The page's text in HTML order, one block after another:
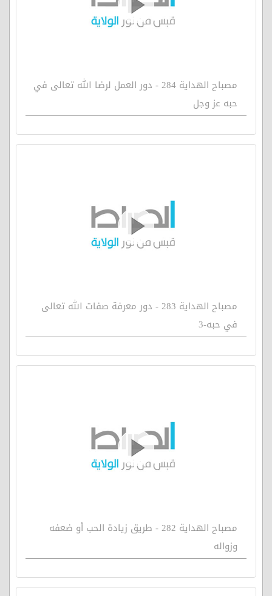
مصباح الهداية 284 - دور العمل لرضا الله تعالى في
حبه عز وجل
مصباح الهداية 283 - دور معرفة صفات الله تعالى
في حبه-3
مصباح الهداية 282 - طريق زيادة الحب أو ضعفه
وزواله